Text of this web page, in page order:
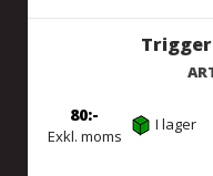
Trigger
Exkl. moms
80 I lager